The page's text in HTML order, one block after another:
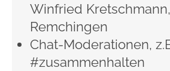
Winfried
Remchingen
Chat-Moderationen,
#zusammenhalten